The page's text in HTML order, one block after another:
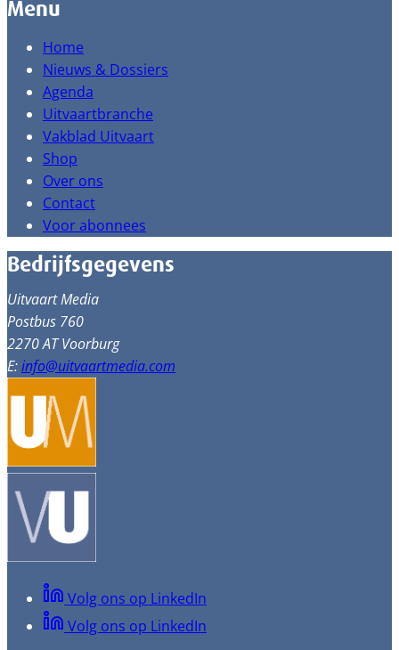
Menu
Home
Nieuws & Dossiers
Agenda
Uitvaartbranche
Vakblad Uitvaart
Shop
Over ons
Contact
Voor abonnees
Bedrijfsgegevens
Uitvaart Media
Postbus 760
2270 AT Voorburg
E:info@uitvaartmedia.com
Volg ons op LinkedIn
Volg ons op LinkedIn